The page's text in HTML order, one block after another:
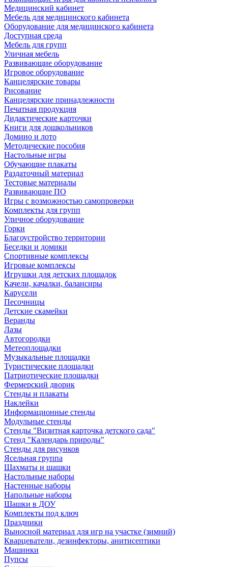
Медицинский кабинет
Мебель для медицинского кабинета
Оборудование для медицинского кабинета
Доступная среда
Мебель для групп
Уличная мебель
Развивающие оборудование
Игровое оборудование
Канцелярские товары
Рисование
Канцелярские принадлежности
Печатная продукция
Дидактические карточки
Книги для дошкольников
Домино и лото
Методические пособия
Настольные игры
Обучающие плакаты
Раздаточный материал
Тестовые материалы
Развивающие ПО
Игры с возможностью самопроверки
Комплекты для групп
Уличное оборудование
Горки
Благоустройство территории
Беседки и домики
Спортивные комплексы
Игровые комплексы
Игрушки для детских площадок
Качели, качалки, балансиры
Карусели
Песочницы
Детские скамейки
Веранды
Лазы
Автогородки
Метеоплощадки
Музыкальные площадки
Туристические площадки
Патриотические площадки
Фермерский дворик
Стенды и плакаты
Наклейки
Информационные стенды
Модульные стенды
Стенды "Визитная карточка детского сада"
Стенд "Календарь природы"
Стенды для рисунков
Ясельная группа
Шахматы и шашки
Настольные наборы
Настенные наборы
Напольные наборы
Шашки в ДОУ
Комплекты под ключ
Праздники
Выносной материал для игр на участке (зимний)
Кварцеватели, дезинфекторы, анитисептики
Машинки
Пупсы